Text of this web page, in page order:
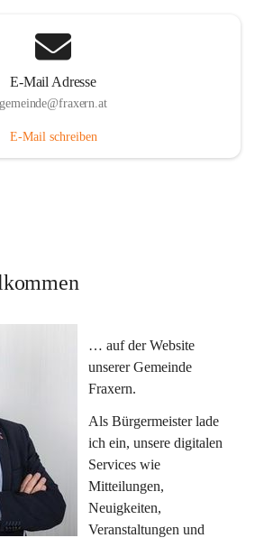
E-Mail Adresse
gemeinde@fraxern.at
E-Mail schreiben
… auf der Website
unserer Gemeinde
Fraxern.
Als Bürgermeister lade
ich ein, unsere digitalen
Services wie
Mitteilungen,
Neuigkeiten,
Veranstaltungen und